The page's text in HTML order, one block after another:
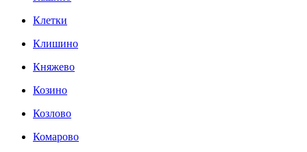
Клетки
Клишино
Княжево
Козино
Козлово
Комарово